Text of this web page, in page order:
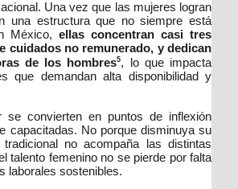
Una vez que las mujeres logran
una estructura que no siempre está
México, ellas concentran casi tres
cuidados no remunerado, y dedican
de los hombres5, lo que impacta
que demandan alta disponibilidad y
convierten en puntos de inflexión
capacitadas. No porque disminuya su
no acompaña las distintas
talento femenino no se pierde por falta
laborales sostenibles.